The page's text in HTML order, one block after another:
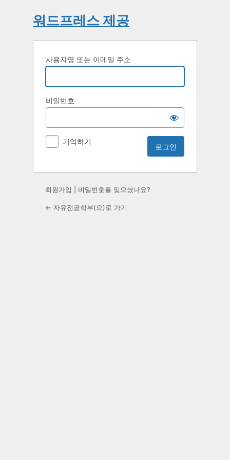
워드프레스 제공
사용자명 또는 이메일 주소
비밀번호
기억하기
회원가입 비밀번호를 잊으셨나요?
← 자유전공학부(으)로 가기